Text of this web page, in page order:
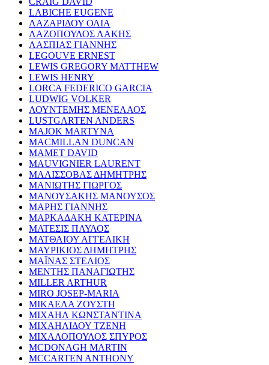
LABICHE EUGENE
ΛΑΖΑΡΙΔΟΥ ΟΛΙΑ
ΛΑΖΟΠΟΥΛΟΣ ΛΑΚΗΣ
ΛΑΣΠΙΑΣ ΓΙΑΝΝΗΣ
LEGOUVE ERNEST
LEWIS GREGORY MATTHEW
LEWIS HENRY
LORCA FEDERICO GARCIA
LUDWIG VOLKER
ΛΟΥΝΤΕΜΗΣ ΜΕΝΕΛΑΟΣ
LUSTGARTEN ANDERS
MAJOK MARTYNA
MACMILLAN DUNCAN
MAMET DAVID
MAUVIGNIER LAURENT
ΜΑΛΙΣΣΟΒΑΣ ΔΗΜΗΤΡΗΣ
ΜΑΝΙΩΤΗΣ ΓΙΩΡΓΟΣ
ΜΑΝΟΥΣΑΚΗΣ ΜΑΝΟΥΣΟΣ
ΜΑΡΗΣ ΓΙΑΝΝΗΣ
ΜΑΡΚΑΔΑΚΗ ΚΑΤΕΡΙΝΑ
ΜΑΤΕΣΙΣ ΠΑΥΛΟΣ
ΜΑΤΘΑΙΟΥ ΑΓΓΕΛΙΚΗ
ΜΑΥΡΙΚΙΟΣ ΔΗΜΗΤΡΗΣ
ΜΑΪΝΑΣ ΣΤΕΛΙΟΣ
ΜΕΝΤΗΣ ΠΑΝΑΓΙΩΤΗΣ
MILLER ARTHUR
MIRO JOSEP-MARIA
ΜΙΚΑΕΛΑ ΖΟΥΣΤΗ
ΜΙΧΑΗΛ ΚΩΝΣΤΑΝΤΙΝΑ
ΜΙΧΑΗΛΙΔΟΥ ΤΖΕΝΗ
ΜΙΧΑΛΟΠΟΥΛΟΣ ΣΠΥΡΟΣ
MCDONAGH MARTIN
MCCARTEN ANTHONY